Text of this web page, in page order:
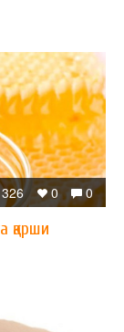
0
0
қарши